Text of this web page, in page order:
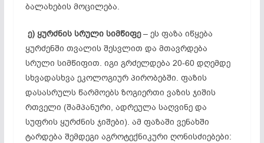
ბალახების მოცილება.
ე) ყურძნის სრული სიმწიფე– ეს ფაზა იწყება
ყურძენში თვალის შესვლით და მთავრდება
სრული სიმწიფით. იგი გრძელდება 20-60 დღემდე
სხვადასხვა ეკოლოგიურ პირობებში. ფაზის
დასასრულს წარმოებს ზოგიერთი ვაზის ჯიშის
რთველი (შამპანური, ადრეულა საღვინე და
სუფრის ყურძნის ჯიშები). ამ ფაზაში ვენახში
ტარდება შემდეგი აგროტექნიკური ღონისძიებები: